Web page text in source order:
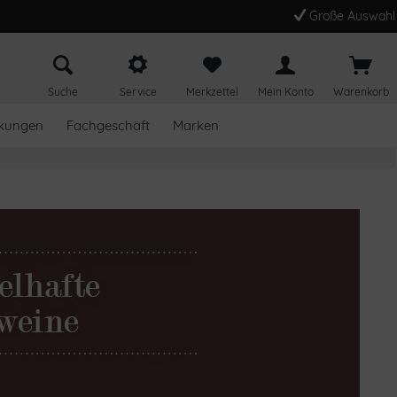
Große Auswahl
Suche Service Merkzettel Mein Konto Warenkorb
Fachgeschäft Marken